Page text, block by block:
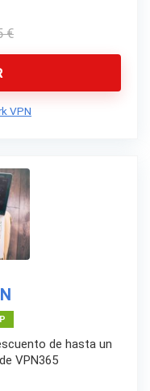
€
VPN
de hasta un
VPN365